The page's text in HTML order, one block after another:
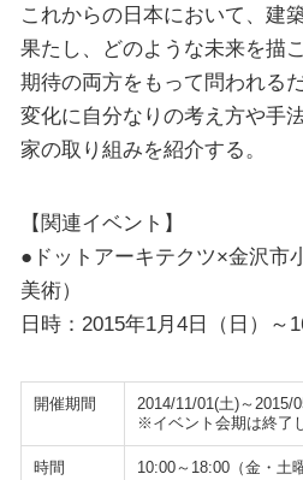
これからの日本において、建
果たし、どのような未来を描
期待の両方をもって問われる
変化に自分なりの考え方や手
家の取り組みを紹介する。
【関連イベント】
●ドットアーキテクツ×金沢市
美術）
日時：2015年1月4日（日）～
開催期間
2014/11/01(土)～2015/
※イベント会期は終了
時間 10:00～18:00（金・土